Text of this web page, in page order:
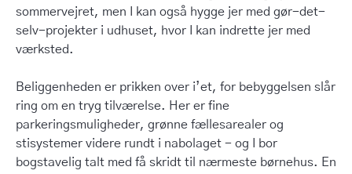
sommervejret, men I kan også hygge jer med gør-det-
selv-projekter i udhuset, hvor I kan indrette jer med
værksted.
Beliggenheden er prikken over i’et, for bebyggelsen slår
ring om en tryg tilværelse. Her er fine
parkeringsmuligheder, grønne fællesarealer og
stisystemer videre rundt i nabolaget - og I bor
bogstavelig talt med få skridt til nærmeste børnehus. En